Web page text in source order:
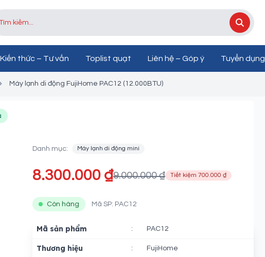
Kiến thức – Tư vấn Toplist quạt Liên hệ – Góp ý Tuyển dụng
Máy lạnh di động FujiHome PAC12 (12.000BTU)
Danh mục: Máy lạnh di động mini
8.300.000 ₫9.000.000 ₫ Tiết kiệm 700.000 ₫
Còn hàng Mã SP: PAC12
Mã sản phẩm : PAC12
Thương hiệu : FujiHome